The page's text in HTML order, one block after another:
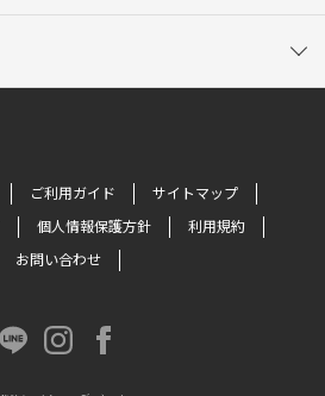
ご利用ガイド
サイトマップ
個人情報保護方針
利用規約
お問い合わせ